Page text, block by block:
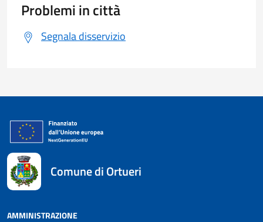
Problemi in città
Segnala disservizio
Comune di Ortueri
AMMINISTRAZIONE